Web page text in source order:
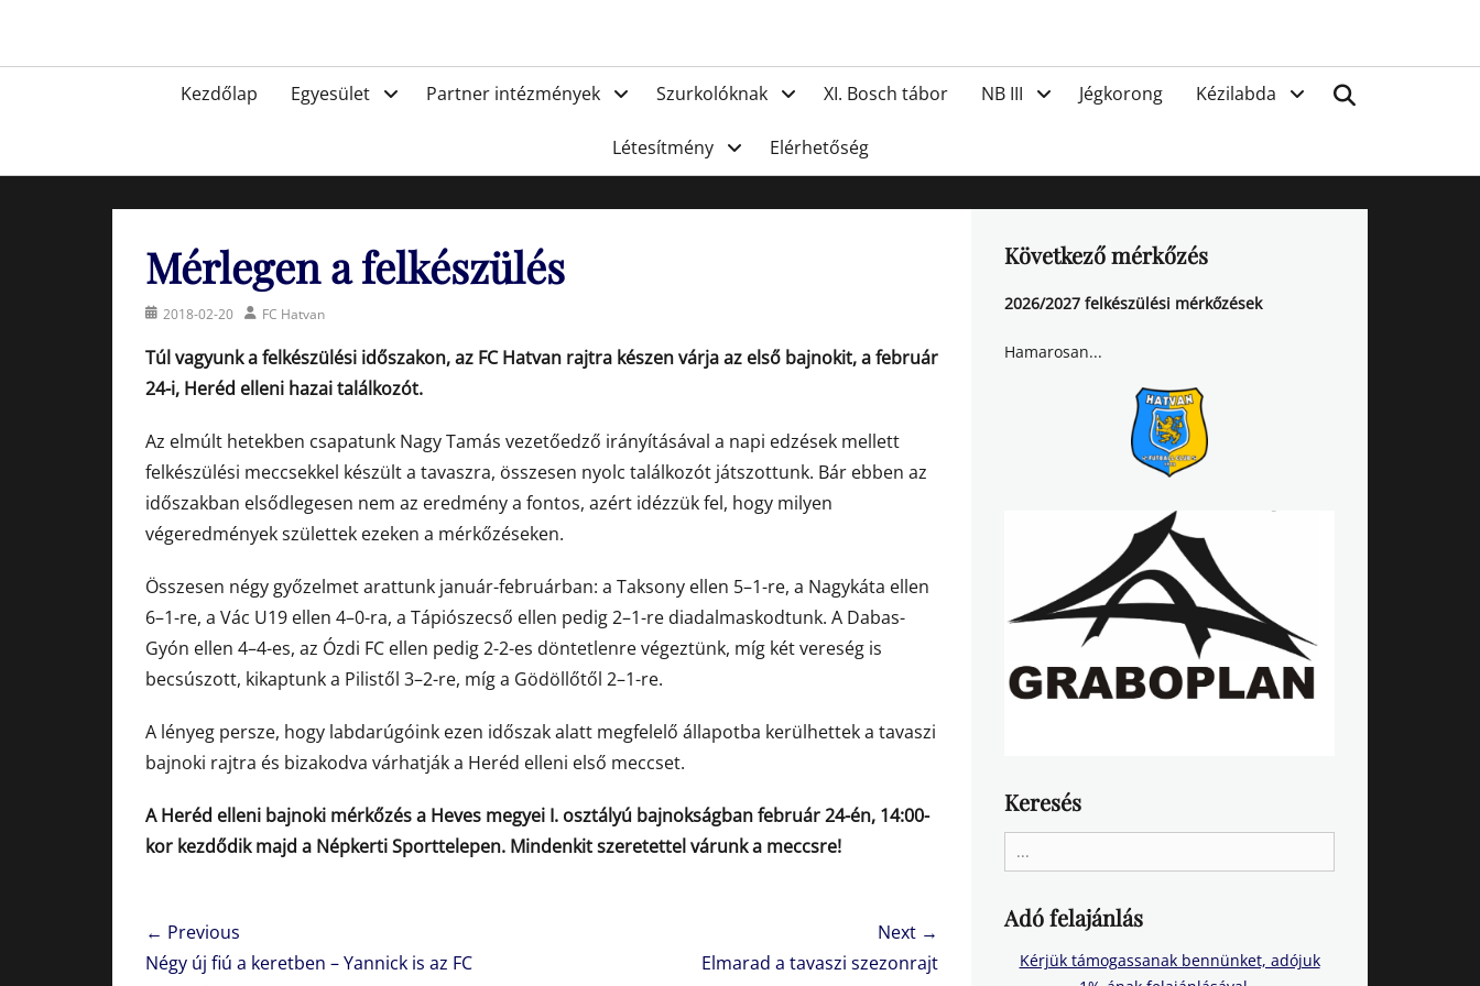
FC Hatvan
PrimaryKezdőlap Egyesület Partner intézmények Szurkolóknak XI. Bosch tábor NB III Jégkorong Kézilabda
Létesítmény Elérhetőség
Mérlegen a felkészülés
Posted2018-02-20 AuthorFC Hatvan
Túl vagyunk a felkészülési időszakon, az FC Hatvan rajtra készen várja az első bajnokit, a február
24-i, Heréd elleni hazai találkozót.
Az elmúlt hetekben csapatunk Nagy Tamás vezetőedző irányításával a napi edzések mellett
felkészülési meccsekkel készült a tavaszra, összesen nyolc találkozót játszottunk. Bár ebben az
időszakban elsődlegesen nem az eredmény a fontos, azért idézzük fel, hogy milyen
végeredmények születtek ezeken a mérkőzéseken.
Összesen négy győzelmet arattunk január-februárban: a Taksony ellen 5–1-re, a Nagykáta ellen
6–1-re, a Vác U19 ellen 4–0-ra, a Tápiószecső ellen pedig 2–1-re diadalmaskodtunk. A Dabas-
Gyón ellen 4–4-es, az Ózdi FC ellen pedig 2-2-es döntetlenre végeztünk, míg két vereség is
becsúszott, kikaptunk a Pilistől 3–2-re, míg a Gödöllőtől 2–1-re.
A lényeg persze, hogy labdarúgóink ezen időszak alatt megfelelő állapotba kerülhettek a tavaszi
bajnoki rajtra és bizakodva várhatják a Heréd elleni első meccset.
A Heréd elleni bajnoki mérkőzés a Heves megyei I. osztályú bajnokságban február 24-én, 14:00-
kor kezdődik majd a Népkerti Sporttelepen. Mindenkit szeretettel várunk a meccsre!
Bejegyzés
navigáció
← Previous
Previous
Négy új fiú a keretben – Yannick is az FC
Next →
Elmarad a tavaszi szezonrajt
Következő mérkőzés
2026/2027 felkészülési mérkőzések
Hamarosan...
Keresés
for:
Adó felajánlás
Kérjük támogassanak bennünket, adójuk